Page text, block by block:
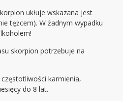
ukłuje wskazana jest
tężcem). W żadnym wypadku
skorpion potrzebuje na
karmienia,
do 8 lat.